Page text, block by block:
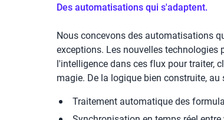
Des automatisations qui s'adaptent.
Nous concevons des automatisations
exceptions. Les nouvelles technologies
l'intelligence dans ces flux pour traiter,
magie. De la logique bien construite, au
Traitement automatique des